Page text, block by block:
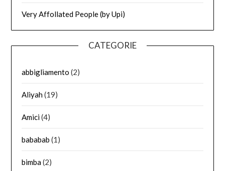
Very Affollated People (by Upi)
CATEGORIE
abbigliamento (2)
Aliyah(19)
Amici(4)
bababab (1)
bimba(2)